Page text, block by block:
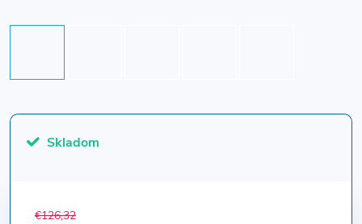
Skladom
€126,32